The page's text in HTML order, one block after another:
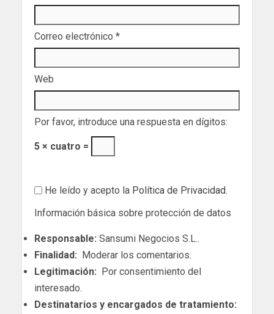
Correo electrónico *
Web
Por favor, introduce una respuesta en dígitos:
5 × cuatro =
He leído y acepto la Política de Privacidad.
Información básica sobre protección de datos
Responsable: Sansumi Negocios S.L..
Finalidad: Moderar los comentarios.
Legitimación: Por consentimiento del
interesado.
Destinatarios y encargados de tratamiento: